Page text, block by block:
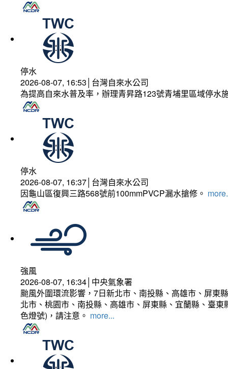
停水
2026-08-07, 16:53│台灣自來水公司
為提高自來水普及率，辦理青昇路123號青埔里區域停水
停水
2026-08-07, 16:37│台灣自來水公司
因龜山區復興三路568號前100mmPVCP漏水搶修。
強風
2026-08-07, 16:34│中央氣象署
颱風外圍環流影響，7日新北市、南投縣、高雄市、屏東
北市、桃園市、南投縣、高雄市、屏東縣、宜蘭縣、臺
色燈號)，請注意。 more...